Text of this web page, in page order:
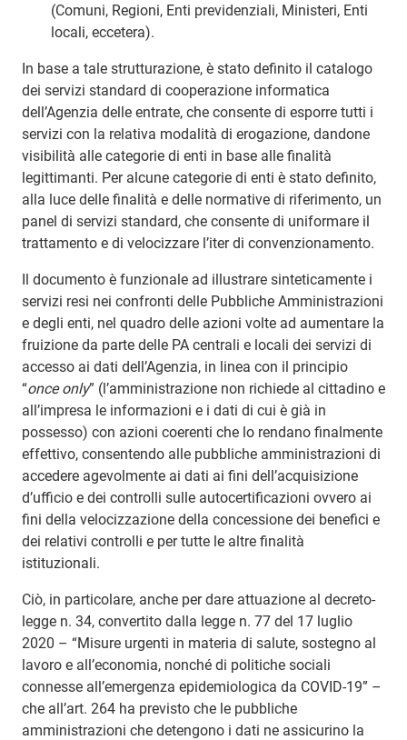
(Comuni, Regioni, Enti previdenziali, Ministeri, Enti
locali, eccetera).
In base a tale strutturazione, è stato definito il catalogo
dei servizi standard di cooperazione informatica
dell’Agenzia delle entrate, che consente di esporre tutti i
servizi con la relativa modalità di erogazione, dandone
visibilità alle categorie di enti in base alle finalità
legittimanti. Per alcune categorie di enti è stato definito,
alla luce delle finalità e delle normative di riferimento, un
panel di servizi standard, che consente di uniformare il
trattamento e di velocizzare l’iter di convenzionamento.
Il documento è funzionale ad illustrare sinteticamente i
servizi resi nei confronti delle Pubbliche Amministrazioni
e degli enti, nel quadro delle azioni volte ad aumentare la
fruizione da parte delle PA centrali e locali dei servizi di
accesso ai dati dell’Agenzia, in linea con il principio
“once only” (l’amministrazione non richiede al cittadino e
all’impresa le informazioni e i dati di cui è già in
possesso) con azioni coerenti che lo rendano finalmente
effettivo, consentendo alle pubbliche amministrazioni di
accedere agevolmente ai dati ai fini dell’acquisizione
d’ufficio e dei controlli sulle autocertificazioni ovvero ai
fini della velocizzazione della concessione dei benefici e
dei relativi controlli e per tutte le altre finalità
istituzionali.
Ciò, in particolare, anche per dare attuazione al decreto-
legge n. 34, convertito dalla legge n. 77 del 17 luglio
2020 – “Misure urgenti in materia di salute, sostegno al
lavoro e all’economia, nonché di politiche sociali
connesse all’emergenza epidemiologica da COVID-19” –
che all’art. 264 ha previsto che le pubbliche
amministrazioni che detengono i dati ne assicurino la